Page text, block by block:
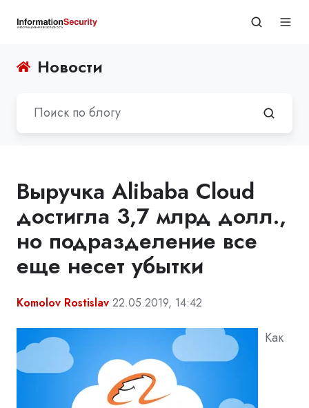
Новости
Выручка Alibaba Cloud
достигла 3,7 млрд долл.,
но подразделение все
еще несет убытки
Komolov Rostislav 22.05.2019, 14:42
Как